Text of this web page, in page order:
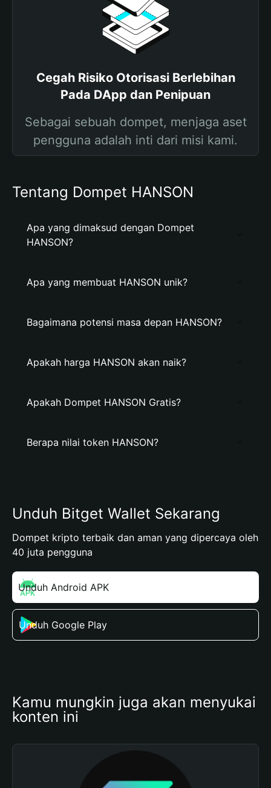
Cegah Risiko Otorisasi Berlebihan
Pada DApp dan Penipuan
Sebagai sebuah dompet, menjaga aset
pengguna adalah inti dari misi kami.
Tentang Dompet HANSON
Apa yang dimaksud dengan Dompet
HANSON?
Apa yang membuat HANSON unik?
Bagaimana potensi masa depan HANSON?
Apakah harga HANSON akan naik?
Apakah Dompet HANSON Gratis?
Berapa nilai token HANSON?
Unduh Bitget Wallet Sekarang
Dompet kripto terbaik dan aman yang dipercaya oleh
40 juta pengguna
Unduh Android APK
Unduh Google Play
Kamu mungkin juga akan menyukai
konten ini